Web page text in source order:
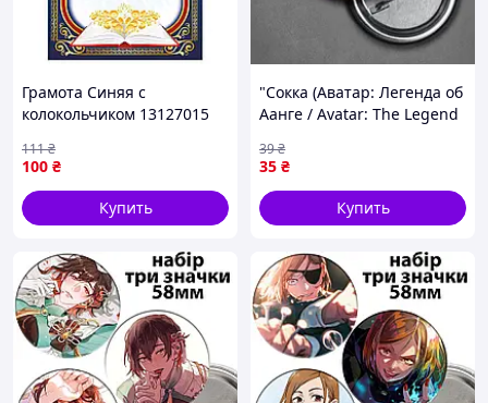
Грамота Синяя с
колокольчиком 13127015
г/м2 матовая
100 ₴
111₴
Купить
"Сокка (Аватар: Легенда об
Аанге / Avatar: The Legend
на булавке Ø44 мм
35 ₴
39₴
Купить